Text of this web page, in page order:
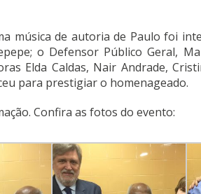
música de autoria de Paulo foi
o Defensor Público Geral,
Elda Caldas, Nair Andrade,
para prestigiar o homenageado.
Confira as fotos do evento: